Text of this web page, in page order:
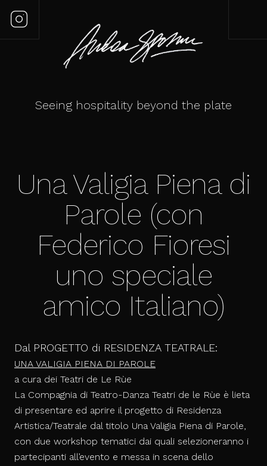
Seeing hospitality beyond the plate
Una Valigia Piena di
Parole (con
Federico Fioresi
uno speciale
amico Italiano)
Dal PROGETTO di RESIDENZA TEATRALE:
UNA VALIGIA PIENA DI PAROLE
a cura dei Teatri de Le Rùe
La Compagnia di Teatro-Danza Teatri de le Rùe è lieta
di presentare ed aprire il progetto di Residenza
Artistica/Teatrale dal titolo Una Valigia Piena di Parole,
con due workshop tematici dai quali selezioneranno i
partecipanti all’evento e messa in scena dello